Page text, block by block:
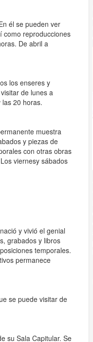
él se pueden ver
como reproducciones
De abril a
los enseres y
de lunes a
20 horas.
muestra
y piezas de
con otras obras
viernesy sábados
y vivió el genial
grabados y libros
temporales.
permanece
se puede visitar de
su Sala Capitular. Se